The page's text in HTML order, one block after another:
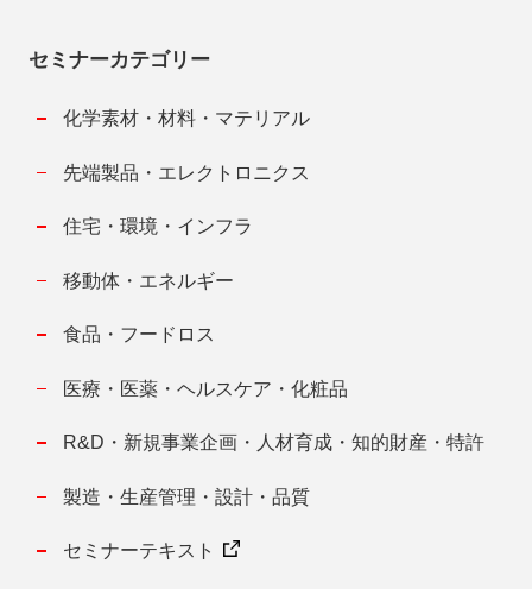
セミナーカテゴリー
化学素材・材料・マテリアル
先端製品・エレクトロニクス
住宅・環境・インフラ
移動体・エネルギー
食品・フードロス
医療・医薬・ヘルスケア・化粧品
R&D・新規事業企画・人材育成・知的財産・特許
製造・生産管理・設計・品質
セミナーテキスト